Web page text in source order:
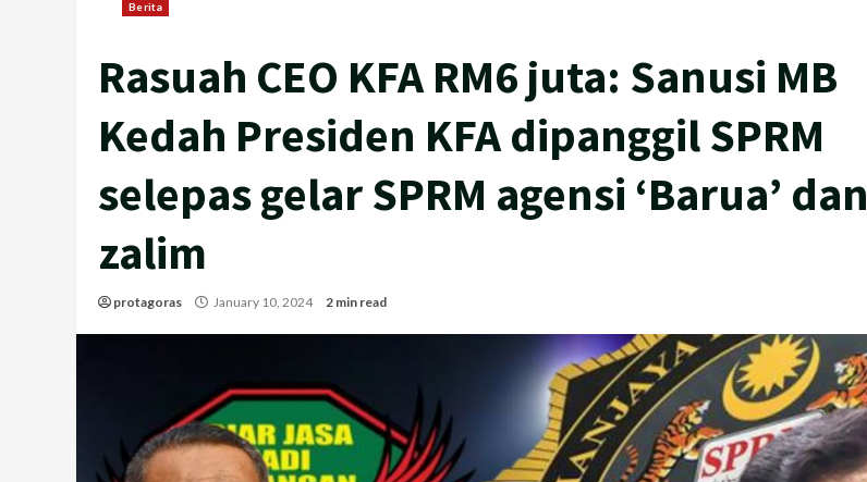
Berita
Rasuah CEO KFA RM6 juta: Sanusi MB
Kedah Presiden KFA dipanggil SPRM
selepas gelar SPRM agensi ‘Barua’ dan
zalim
protagoras January 10, 2024 2 min read